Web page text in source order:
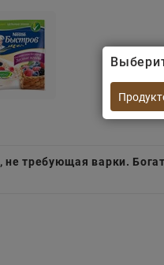
не требующая варки.